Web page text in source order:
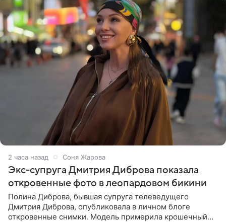
2 часа назад Соня Жарова
Экс-супруга Дмитрия Диброва показала
откровенные фото в леопардовом бикини
Полина Диброва, бывшая супруга телеведущего
Дмитрия Диброва, опубликовала в личном блоге
откровенные снимки. Модель примерила крошечный